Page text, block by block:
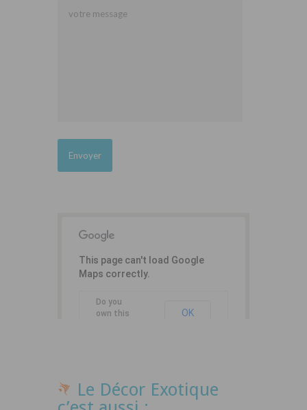
This page can't load Google
Maps correctly.
Do you
own this
OK
Le Décor Exotique